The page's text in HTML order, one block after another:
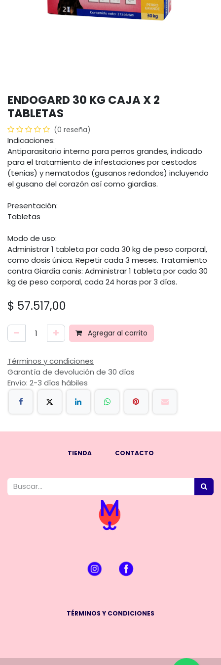
ENDOGARD 30 KG CAJA X 2
TABLETAS
(0 reseña)
Indicaciones:
Antiparasitario interno para perros grandes, indicado
para el tratamiento de infestaciones por cestodos
(tenias) y nematodos (gusanos redondos) incluyendo
el gusano del corazón así como giardias.
Presentación:
Tabletas
Modo de uso:
Administrar 1 tableta por cada 30 kg de peso corporal,
como dosis única. Repetir cada 3 meses. Tratamiento
contra Giardia canis: Administrar 1 tableta por cada 30
kg de peso corporal, cada 24 horas por 3 días.
$ 57.517,00
Agregar al carrito
Términos y condiciones
Garantía de devolución de 30 días
Envío: 2-3 días hábiles
TIENDA CONTACTO
TÉRMINOS Y CONDICIONES